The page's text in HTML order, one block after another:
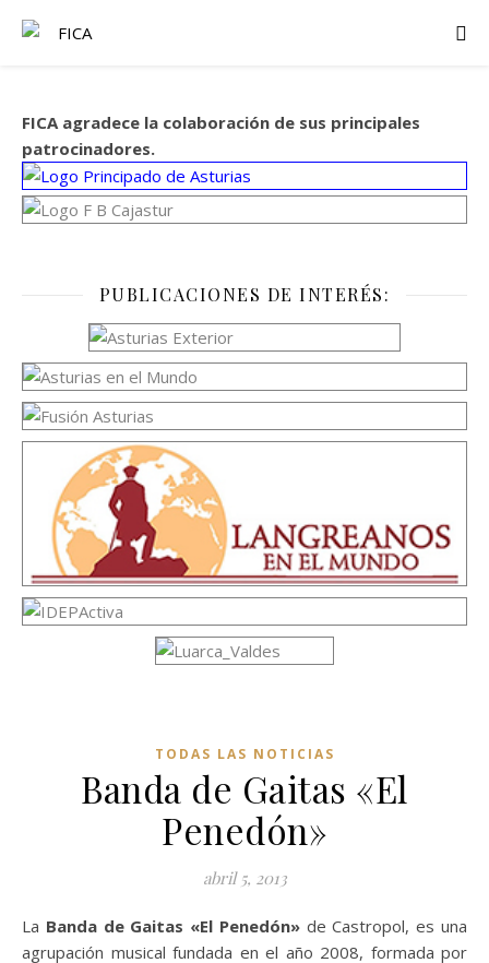
FICA agradece la colaboración de sus principales
patrocinadores.
PUBLICACIONES DE INTERÉS:
TODAS LAS NOTICIAS
Banda de Gaitas «El
Penedón»
abril 5, 2013
La Banda de Gaitas «El Penedón»de Castropol, es una
agrupación musical fundada en el año 2008, formada por